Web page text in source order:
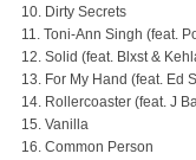
10. Dirty Secrets
11. Toni-Ann Singh (feat.
12. Solid (feat. Blxst &
13. For My Hand (feat. Ed
14. Rollercoaster (feat. J
15. Vanilla
16. Common Person